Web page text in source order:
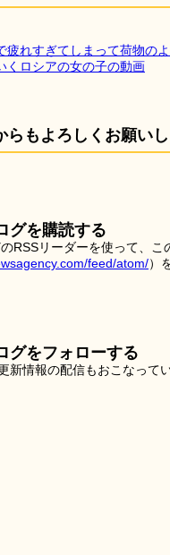
疲れすぎてしまって荷物の
くロシアの女の子の動画
らもよろしくお願いし
グを購読する
RSSリーダーを使って、
feed/atom/）
グをフォローする
新情報の配信もおこなって